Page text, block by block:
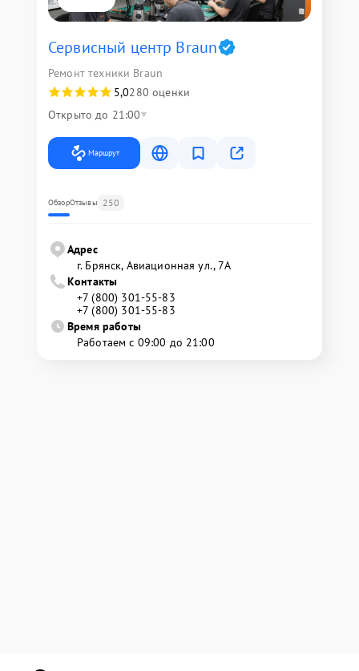
Сервисный центр Braun
Ремонт техники Braun
5,0280 оценки
Открыто до 21:00
Маршрут
ОбзорОтзывы 250
Адрес
г. Брянск, Авиационная ул., 7А
Контакты
+7 (800) 301-55-83
+7 (800) 301-55-83
Время работы
Работаем с 09:00 до 21:00